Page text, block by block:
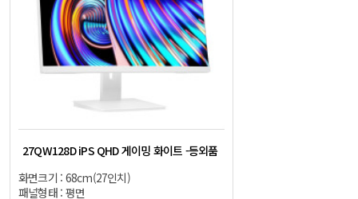
27QW128D iPS QHD 게이밍 화이트 -등외품
화면크기 : 68cm(27인치)
패널형태 : 평면